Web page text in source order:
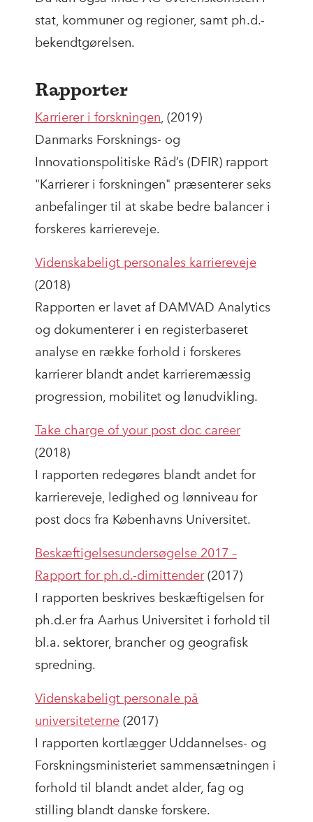
stat, kommuner og regioner, samt ph.d.-
bekendtgørelsen.
Rapporter
Karrierer i forskningen, (2019)
Danmarks Forsknings- og
Innovationspolitiske Råd’s (DFIR) rapport
"Karrierer i forskningen" præsenterer seks
anbefalinger til at skabe bedre balancer i
forskeres karriereveje.
Videnskabeligt personales karriereveje
(2018)
Rapporten er lavet af DAMVAD Analytics
og dokumenterer i en registerbaseret
analyse en række forhold i forskeres
karrierer blandt andet karrieremæssig
progression, mobilitet og lønudvikling.
Take charge of your post doc career
(2018)
I rapporten redegøres blandt andet for
karriereveje, ledighed og lønniveau for
post docs fra Københavns Universitet.
Beskæftigelsesundersøgelse 2017 –
Rapport for ph.d.-dimittender(2017)
I rapporten beskrives beskæftigelsen for
ph.d.er fra Aarhus Universitet i forhold til
bl.a. sektorer, brancher og geografisk
spredning.
Videnskabeligt personale på
universiteterne (2017)
I rapporten kortlægger Uddannelses- og
Forskningsministeriet sammensætningen i
forhold til blandt andet alder, fag og
stilling blandt danske forskere.